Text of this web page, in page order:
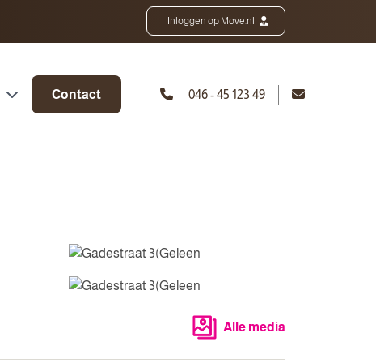
Inloggen op Move.nl
Contact 046 - 45 123 49
Alle media